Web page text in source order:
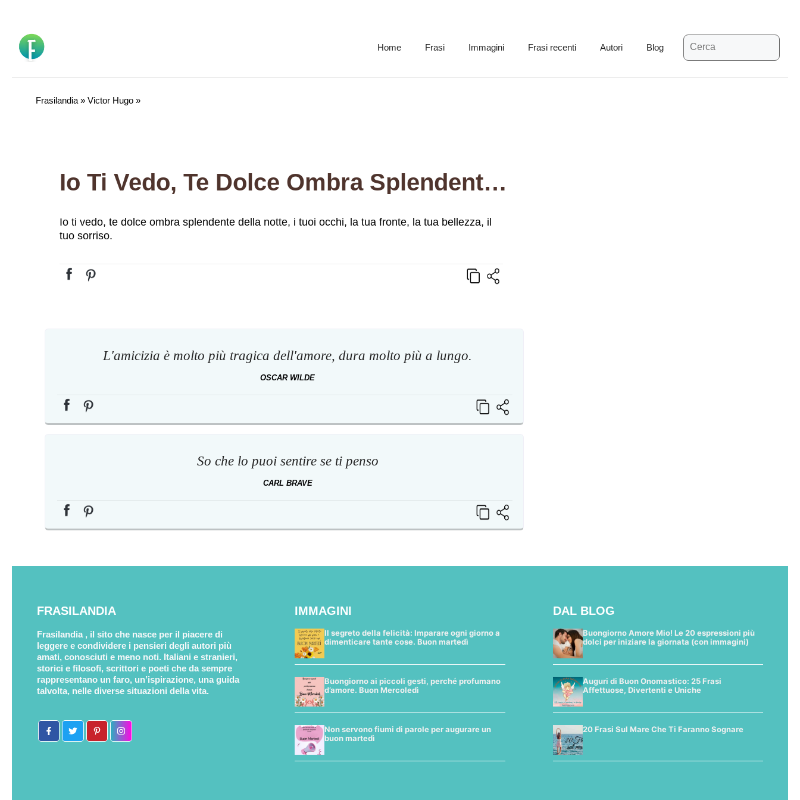
contenuto
Home Frasi Immagini Frasi recenti Autori Blog
Ricerca
per:
Frasilandia »Victor Hugo »
Io Ti Vedo, Te Dolce Ombra Splendente Della Notte, I Tuoi Occhi, La Tua Fronte, La Tua Bellezza, Il Tuo Sorriso.
Io ti vedo, te dolce ombra splendente della notte, i tuoi occhi, la tua fronte, la tua bellezza, il
tuo sorriso.
L'amicizia è molto più tragica dell'amore, dura molto più a lungo.
OSCAR WILDE
So che lo puoi sentire se ti penso
CARL BRAVE
FRASILANDIA
Frasilandia , il sito che nasce per il piacere di
leggere e condividere i pensieri degli autori più
amati, conosciuti e meno noti. Italiani e stranieri,
storici e filosofi, scrittori e poeti che da sempre
rappresentano un faro, un’ispirazione, una guida
talvolta, nelle diverse situazioni della vita.
IMMAGINI
Il segreto della felicità: Imparare ogni giorno a
dimenticare tante cose. Buon martedì
Buongiorno ai piccoli gesti, perché profumano
d’amore. Buon Mercoledì
Non servono fiumi di parole per augurare un
buon martedì
DAL BLOG
Buongiorno Amore Mio! Le 20 espressioni più
dolci per iniziare la giornata (con immagini)
Auguri di Buon Onomastico: 25 Frasi
Affettuose, Divertenti e Uniche
20 Frasi Sul Mare Che Ti Faranno Sognare